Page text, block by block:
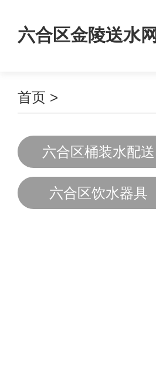
六合区金陵送水网
首页 >
六合区桶装水配送
六合区饮水器具